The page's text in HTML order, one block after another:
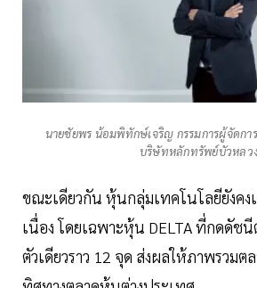
นายชัยพร น้อมพิทักษ์เจริญ กรรมการผู้จัดกา
บริษัทหลักทรัพย์บัวหลว
ขณะเดียวกัน หุ้นกลุ่มเทคโนโลยียังคง
เนื่อง โดยเฉพาะหุ้น DELTA ที่กดดัช
ตัวเดียวราว 12 จุด ส่งผลให้ภาพรวมต